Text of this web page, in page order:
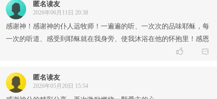
匿名读友
2026年06月11日 20:38
感谢神！感谢神的仆人远牧师！一遍遍的听、一次次的品味耶稣，每
一次的听道、感受到耶稣就在我身旁、使我沐浴在他的怀抱里！感恩
 
匿名读友
2026年05月20日 15:54